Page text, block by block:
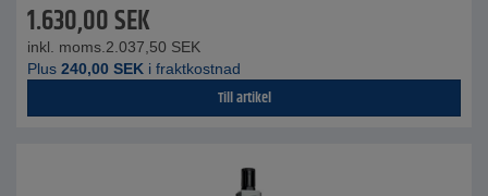
1.630,00SEK
inkl. moms. 2.037,50 SEK
Plus 240,00 SEK i fraktkostnad
Till artikel